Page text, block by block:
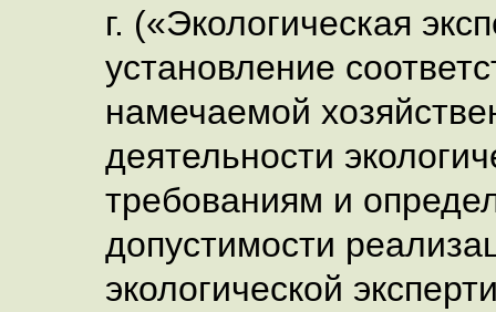
г. («Экологическая
установление
намечаемой
деятельности
требованиям и
допустимости
экологической